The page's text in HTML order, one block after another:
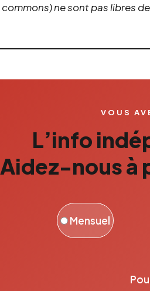
ne sont pas libres
VOUS
L’info
Aidez-nous à
Mensuel